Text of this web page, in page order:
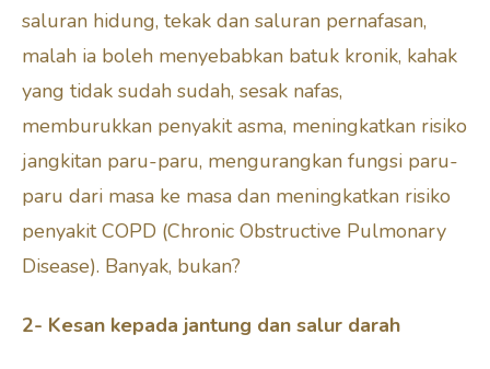
saluran hidung, tekak dan saluran pernafasan,
malah ia boleh menyebabkan batuk kronik, kahak
yang tidak sudah sudah, sesak nafas,
memburukkan penyakit asma, meningkatkan risiko
jangkitan paru-paru, mengurangkan fungsi paru-
paru dari masa ke masa dan meningkatkan risiko
penyakit COPD (Chronic Obstructive Pulmonary
Disease). Banyak, bukan?
2- Kesan kepada jantung dan salur darah